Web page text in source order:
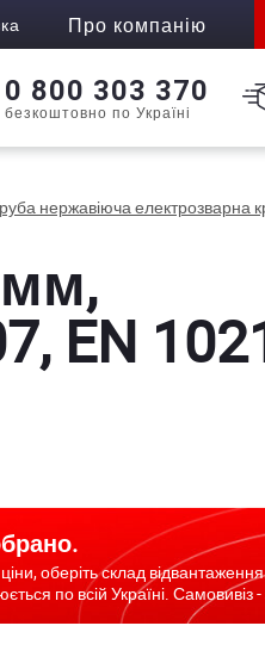
Про компанію
0 800 303 370
безкоштовно по Україні
нержавіюча електрозварна
EN
ціни, оберіть склад
по всій Україні. Самовивіз